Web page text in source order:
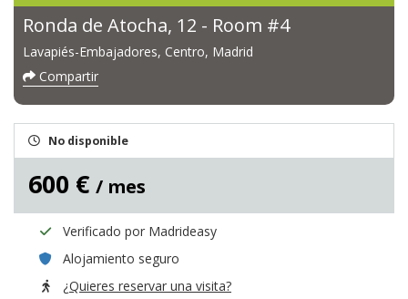
Ronda de Atocha, 12 - Room #4
Lavapiés-Embajadores, Centro, Madrid
Compartir
No disponible
600 € / mes
Verificado por Madrideasy
Alojamiento seguro
¿Quieres reservar una visita?